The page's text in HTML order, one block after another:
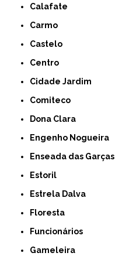
Calafate
Carmo
Castelo
Centro
Cidade Jardim
Comiteco
Dona Clara
Engenho Nogueira
Enseada das Garças
Estoril
Estrela Dalva
Floresta
Funcionários
Gameleira